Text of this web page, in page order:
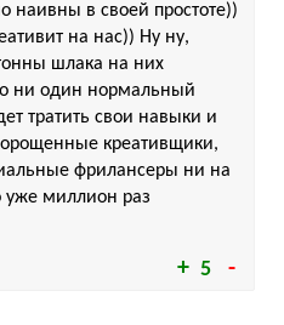
5
наивны в своей простоте))
на нас)) Ну ну,
шлака на них
ни один нормальный
тратить свои навыки и
креативщики,
фрилансеры ни на
уже миллион раз